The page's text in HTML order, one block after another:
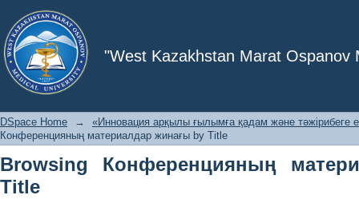
"West Kazakhstan Marat Ospanov
Browsing Конференцияның
DSpace Home →
«Инновация арқылы ғылымға қадам және тәжірибеге
Конференцияның материалдар жинағы by Title
Browsing Конференцияның
Title